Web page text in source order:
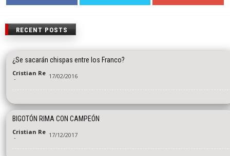
RECENT POSTS
¿Se sacarán chispas entre los Franco?
Cristian Re
- 17/02/2016
BIGOTÓN RIMA CON CAMPEÓN
Cristian Re
- 17/12/2017